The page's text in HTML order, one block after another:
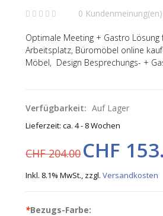
0 Kundenmeinung(en)
Optimale Meeting + Gastro
Arbeitsplatz, Büromöbel online
Möbel, Design Besprechungs- +
Verfügbarkeit: Auf Lager
Lieferzeit: ca. 4 - 8 Wochen
CHF 204.00CHF
Inkl. 8.1% MwSt., zzgl.Versandkosten
*Bezugs-Farbe: